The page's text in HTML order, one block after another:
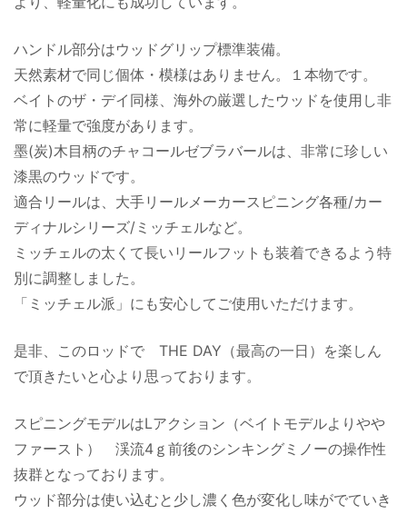
ハンドル部分はウッドグリップ標準装備。
天然素材で同じ個体・模様はありません。１本物です。
ベイトのザ・デイ同様、海外の厳選したウッドを使用し非
常に軽量で強度があります。
墨(炭)木目柄のチャコールゼブラバールは、非常に珍しい
漆黒のウッドです。
適合リールは、大手リールメーカースピニング各種/カー
ディナルシリーズ/ミッチェルなど。
ミッチェルの太くて長いリールフットも装着できるよう特
別に調整しました。
「ミッチェル派」にも安心してご使用いただけます。
是非、このロッドで THE DAY（最高の一日）を楽しん
で頂きたいと心より思っております。
スピニングモデルはLアクション（ベイトモデルよりやや
ファースト） 渓流4ｇ前後のシンキングミノーの操作性
抜群となっております。
ウッド部分は使い込むと少し濃く色が変化し味がでていき